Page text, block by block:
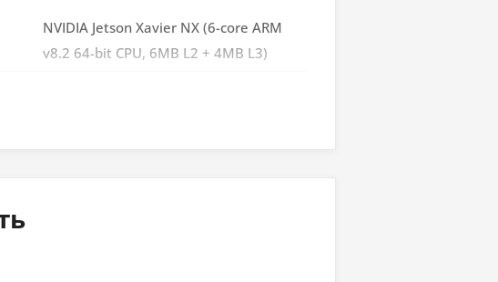
NVIDIA Jetson Xavier NX (6-core ARM
v8.2 64-bit CPU, 6MB L2 + 4MB L3)